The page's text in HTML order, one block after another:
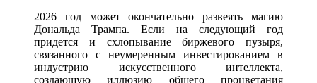
2026 год может окончательно развеять магию
Дональда Трампа. Если на следующий год
придется и схлопывание биржевого пузыря,
связанного с неумеренным инвестированием в
индустрию искусственного интеллекта,
создающую иллюзию общего процветания